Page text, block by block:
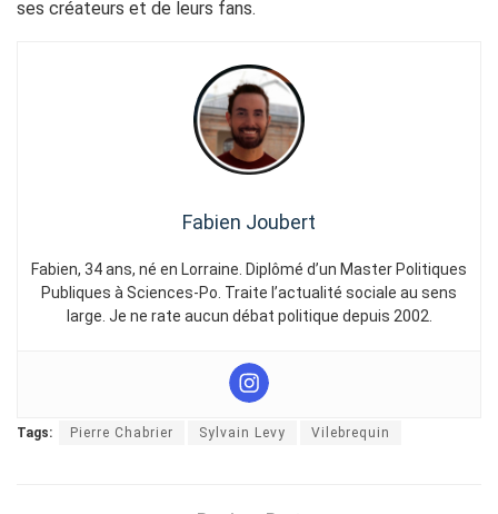
ses créateurs et de leurs fans.
Fabien Joubert
Fabien, 34 ans, né en Lorraine. Diplômé d’un Master Politiques
Publiques à Sciences-Po. Traite l’actualité sociale au sens
large. Je ne rate aucun débat politique depuis 2002.
Tags: Pierre Chabrier Sylvain Levy Vilebrequin